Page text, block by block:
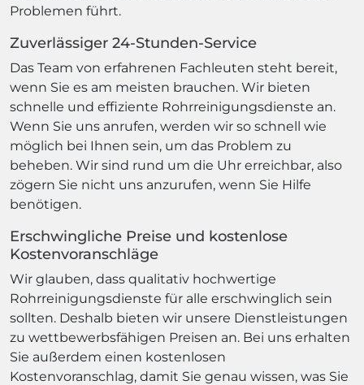
Problemen führt.
Zuverlässiger 24-Stunden-Service
Das Team von erfahrenen Fachleuten steht bereit,
wenn Sie es am meisten brauchen. Wir bieten
schnelle und effiziente Rohrreinigungsdienste an.
Wenn Sie uns anrufen, werden wir so schnell wie
möglich bei Ihnen sein, um das Problem zu
beheben. Wir sind rund um die Uhr erreichbar, also
zögern Sie nicht uns anzurufen, wenn Sie Hilfe
benötigen.
Erschwingliche Preise und kostenlose
Kostenvoranschläge
Wir glauben, dass qualitativ hochwertige
Rohrreinigungsdienste für alle erschwinglich sein
sollten. Deshalb bieten wir unsere Dienstleistungen
zu wettbewerbsfähigen Preisen an. Bei uns erhalten
Sie außerdem einen kostenlosen
Kostenvoranschlag, damit Sie genau wissen, was Sie